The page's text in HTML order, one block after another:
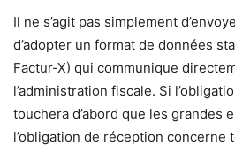
Il ne s’agit pas simplement
d’adopter un format de données
Factur-X) qui communique
l’administration fiscale. Si
touchera d’abord que les grandes
l’obligation de réception concerne